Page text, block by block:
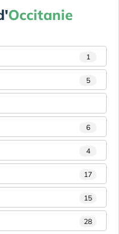
Occitanie
1
5
6
4
17
15
28